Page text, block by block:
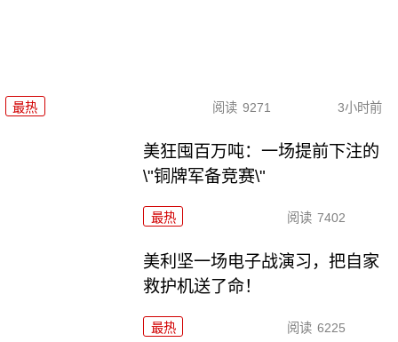
最热 阅读 9271 3小时前
美狂囤百万吨：一场提前下注的
\"铜牌军备竞赛\"
最热 阅读 7402
美利坚一场电子战演习，把自家
救护机送了命！
最热 阅读 6225